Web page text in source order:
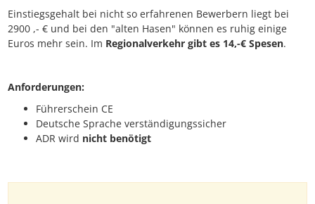
Einstiegsgehalt bei nicht so erfahrenen Bewerbern liegt bei
2900 ,- € und bei den "alten Hasen" können es ruhig einige
Euros mehr sein. Im Regionalverkehr gibt es 14,-€ Spesen.
Anforderungen:
Führerschein CE
Deutsche Sprache verständigungssicher
ADR wird nicht benötigt